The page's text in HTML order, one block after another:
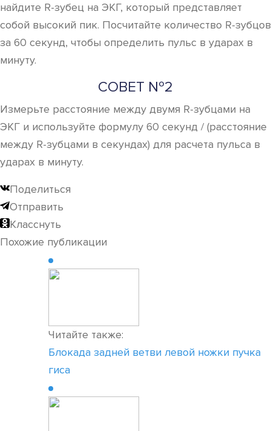
найдите R-зубец на ЭКГ, который представляет
собой высокий пик. Посчитайте количество R-зубцов
за 60 секунд, чтобы определить пульс в ударах в
минуту.
СОВЕТ №2
Измерьте расстояние между двумя R-зубцами на
ЭКГ и используйте формулу 60 секунд / (расстояние
между R-зубцами в секундах) для расчета пульса в
ударах в минуту.
Поделиться
Отправить
Класснуть
Похожие публикации
Читайте также:
Блокада задней ветви левой ножки пучка
гиса